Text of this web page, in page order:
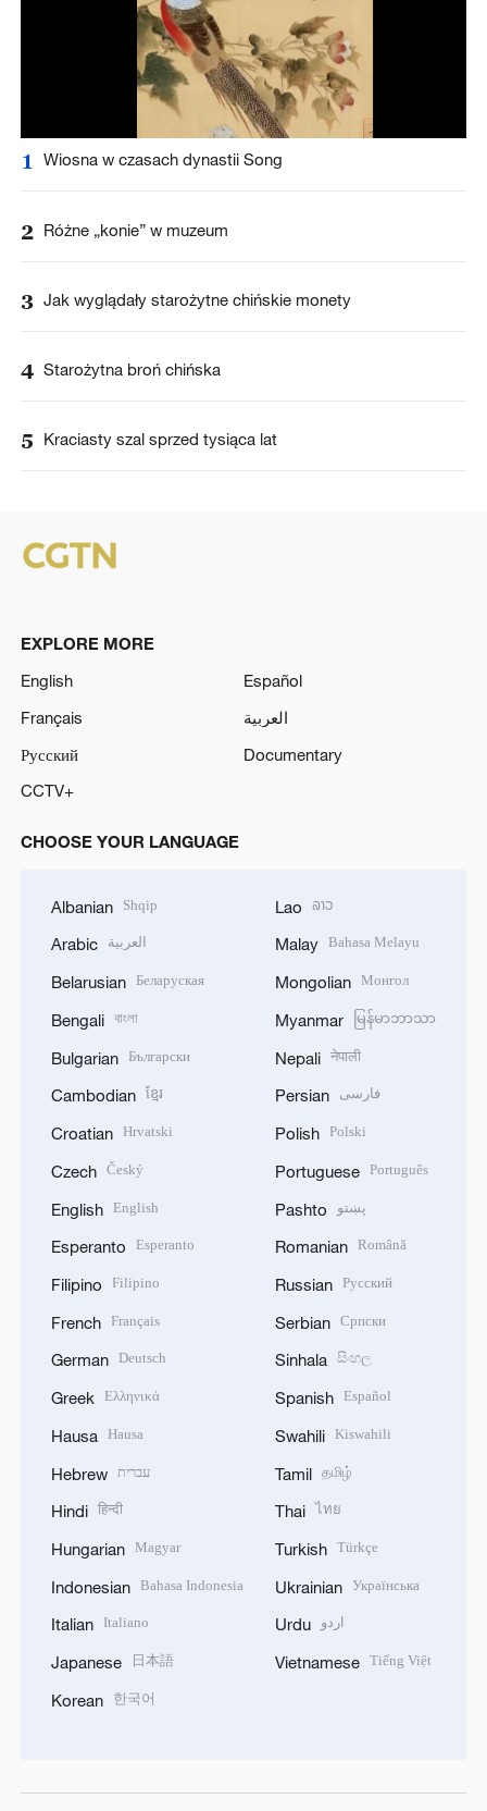
1 Wiosna w czasach dynastii Song
2 Różne „konie” w muzeum
3 Jak wyglądały starożytne chińskie monety
4 Starożytna broń chińska
5 Kraciasty szal sprzed tysiąca lat
EXPLORE MORE
English
Español
Français
العربية
Русский
Documentary
CCTV+
CHOOSE YOUR LANGUAGE
Albanian Shqip
Arabic العربية
Belarusian Беларуская
Bengali বাংলা
Bulgarian Български
Cambodian ខ្មែរ
Croatian Hrvatski
Czech Český
English English
Esperanto Esperanto
Filipino Filipino
French Français
German Deutsch
Greek Ελληνικά
Hausa Hausa
Hebrew עברית
Hindi हिन्दी
Hungarian Magyar
Indonesian Bahasa Indonesia
Italian Italiano
Japanese 日本語
Korean 한국어
Lao ລາວ
Malay Bahasa Melayu
Mongolian Монгол
Myanmar မြန်မာဘာသာ
Nepali नेपाली
Persian فارسی
Polish Polski
Portuguese Português
Pashto پښتو
Romanian Română
Russian Русский
Serbian Српски
Sinhala සිංහල
Spanish Español
Swahili Kiswahili
Tamil தமிழ்
Thai ไทย
Turkish Türkçe
Ukrainian Українська
Urdu اردو
Vietnamese Tiếng Việt